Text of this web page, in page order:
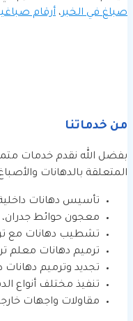
صباغ في الخبر، أرقام
من خدماتنا
المتعلقة بالدهانات
تأسيس دهانات داخلية
معجون حوائط جدران،
تشطيب دهانات مع
ترميم دهانات معلم
تجديد وترميم دهانات
تنفيذ مختلف أنواع
مقاولات واجهات